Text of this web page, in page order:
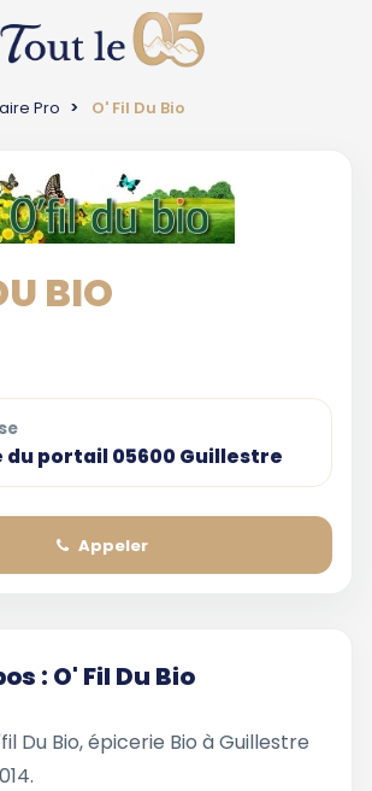
Pro O' Fil Du Bio
BIO
du portail 05600 Guillestre
Appeler
: O' Fil Du Bio
Du Bio, épicerie Bio à Guillestre